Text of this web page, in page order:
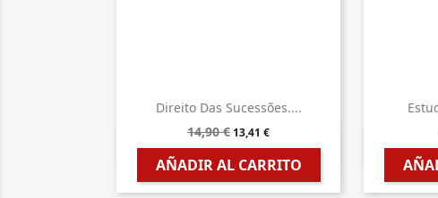
Direito Das Sucessões....
14,90 € 13,41 €
AÑADIR AL CARRITO
 Vista rápida 